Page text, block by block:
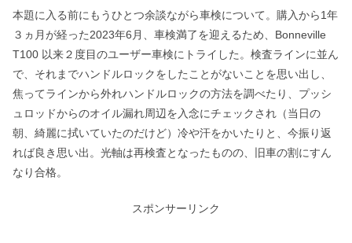
本題に入る前にもうひとつ余談ながら車検について。購入から1年
３ヵ月が経った2023年6月、車検満了を迎えるため、Bonneville
T100 以来２度目のユーザー車検にトライした。検査ラインに並ん
で、それまでハンドルロックをしたことがないことを思い出し、
焦ってラインから外れハンドルロックの方法を調べたり、プッシ
ュロッドからのオイル漏れ周辺を入念にチェックされ（当日の
朝、綺麗に拭いていたのだけど）冷や汗をかいたりと、今振り返
れば良き思い出。光軸は再検査となったものの、旧車の割にすん
なり合格。
スポンサーリンク